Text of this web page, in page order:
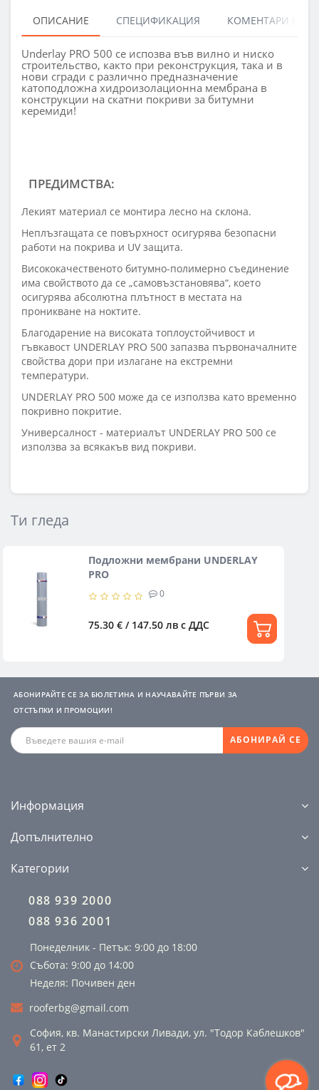
ОПИСАНИЕ СПЕЦИФИКАЦИЯ КОМЕНТАРИ (0)
Underlay PRO 500 се испозва във вилно и ниско
строительство, както при реконструкция, така и в
нови сгради с различно предназначение
катоподложна хидроизолационна мембрана в
конструкции на скатни покриви за битумни
керемиди!
ПРЕДИМСТВА:
Лекият материал се монтира лесно на склона.
Неплъзгащата се повърхност осигурява безопасни
работи на покрива и UV защита.
Висококачественото битумно-полимерно съединение
има свойството да се „самовъзстановява“, което
осигурява абсолютна плътност в местата на
проникване на ноктите.
Благодарение на високата топлоустойчивост и
гъвкавост UNDERLAY PRO 500 запазва първоначалните
свойства дори при излагане на екстремни
температури.
UNDERLAY PRO 500 може да се използва като временно
покривно покритие.
Универсалност - материалът UNDERLAY PRO 500 се
използва за всякакъв вид покриви.
Ти гледа
Подложни мембрани UNDERLAY
PRO
0
75.30 € / 147.50 лв с ДДС
АБОНИРАЙТЕ СЕ ЗА БЮЛЕТИНА И НАУЧАВАЙТЕ ПЪРВИ ЗА
ОТСТЪПКИ И ПРОМОЦИИ!
АБОНИРАЙ СЕ
Информация
Допълнително
Категории
088 939 2000
088 936 2001
Понеделник - Петък: 9:00 до 18:00
Събота: 9:00 до 14:00
Неделя: Почивен ден
rooferbg@gmail.com
София, кв. Манастирски Ливади, ул. "Тодор Каблешков"
61, ет 2